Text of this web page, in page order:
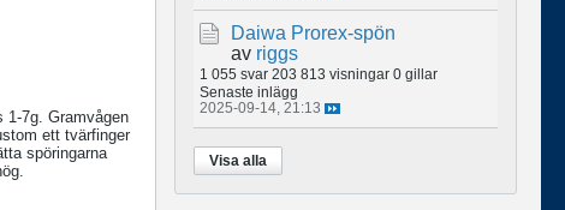
1-7g. Gramvågen
ett tvärfinger
spöringarna
Daiwa Prorex-spön
av riggs
1 055 svar 203 813 visningar 0 gillar
Senaste inlägg
2025-09-14, 21:13
Visa alla